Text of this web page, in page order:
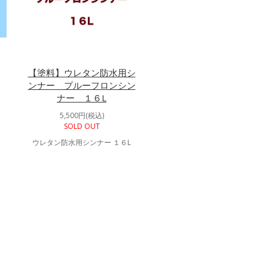
【塗料】ウレタン防水用シ
ンナー プルーフロンシン
ナー １６L
5,500円(税込)
SOLD OUT
ウレタン防水用シンナー １６L